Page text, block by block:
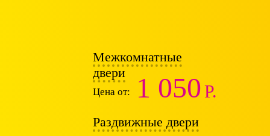
Межкомнатные
двери
Цена от: 1 050Р.
Раздвижные двери